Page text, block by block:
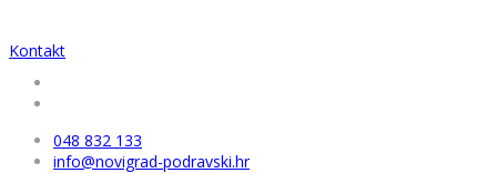
Kontakt
048 832 133
info@novigrad-podravski.hr